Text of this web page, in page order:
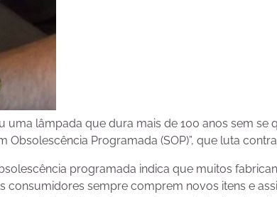
uma lâmpada que dura mais de 100 anos sem se
Obsolescência Programada (SOP)”, que luta
programada indica que muitos
consumidores sempre comprem novos itens e